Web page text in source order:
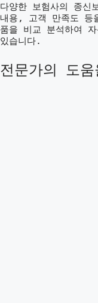
다양한 보험사의 종
내용, 고객 만족도 등
품을 비교 분석하여
있습니다.
전문가의 도